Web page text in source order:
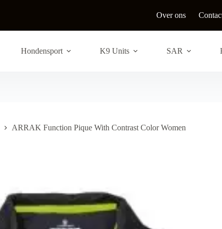
Over ons
Hondensport K9 Units SAR
ARRAK Function Pique With Contrast Color Women